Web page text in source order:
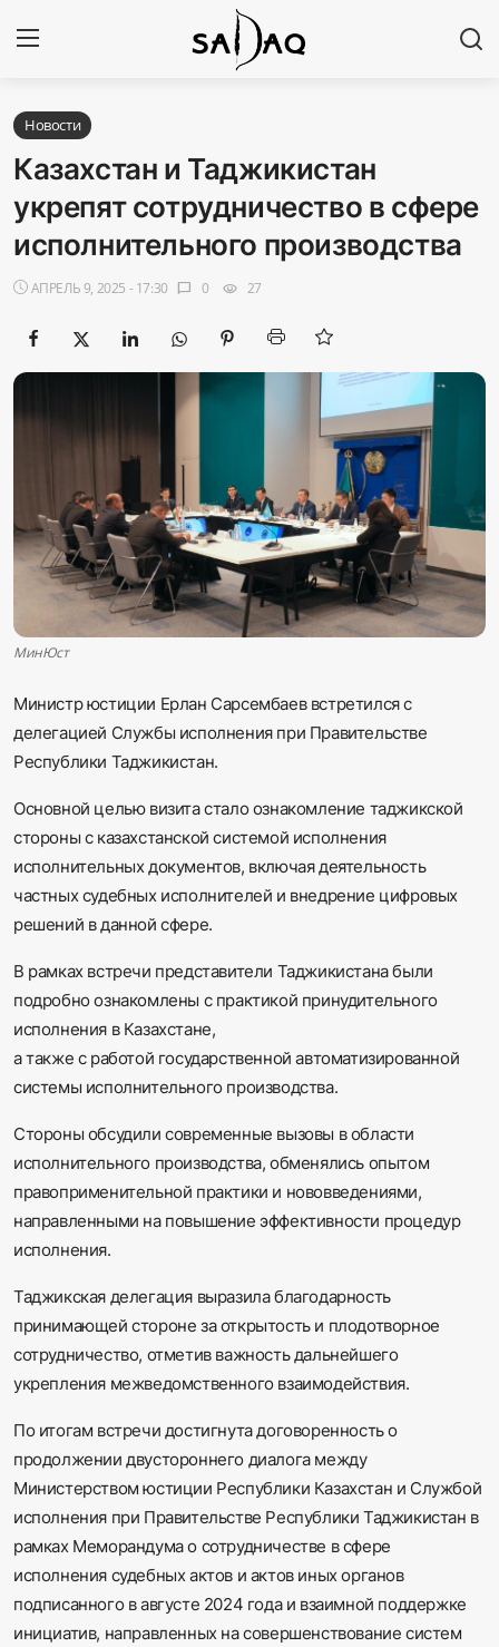
Авторизоваться
Наши контакты
Новости
Политика
Sadaq TV
Общество
Русский
Новости
Казахстан и Таджикистан
укрепят сотрудничество в сфере
исполнительного производства
АПРЕЛЬ 9, 2025 - 17:30 chat_bubble 0 visibility 27
МинЮст
Министр юстиции Ерлан Сарсембаев встретился с
делегацией Службы исполнения при Правительстве
Республики Таджикистан.
Основной целью визита стало ознакомление таджикской
стороны с казахстанской системой исполнения
исполнительных документов, включая деятельность
частных судебных исполнителей и внедрение цифровых
решений в данной сфере.
В рамках встречи представители Таджикистана были
подробно ознакомлены с практикой принудительного
исполнения в Казахстане,
а также с работой государственной автоматизированной
системы исполнительного производства.
Стороны обсудили современные вызовы в области
исполнительного производства, обменялись опытом
правоприменительной практики и нововведениями,
направленными на повышение эффективности процедур
исполнения.
Таджикская делегация выразила благодарность
принимающей стороне за открытость и плодотворное
сотрудничество, отметив важность дальнейшего
укрепления межведомственного взаимодействия.
По итогам встречи достигнута договоренность о
продолжении двустороннего диалога между
Министерством юстиции Республики Казахстан и Службой
исполнения при Правительстве Республики Таджикистан в
рамках Меморандума о сотрудничестве в сфере
исполнения судебных актов и актов иных органов
подписанного в августе 2024 года и взаимной поддержке
инициатив, направленных на совершенствование систем